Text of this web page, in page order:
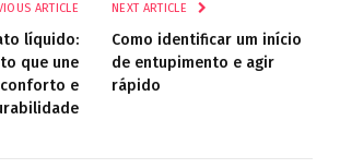
ARTICLE
líquido:
que une
e
NEXT ARTICLE
Como identificar um início
de entupimento e agir
rápido